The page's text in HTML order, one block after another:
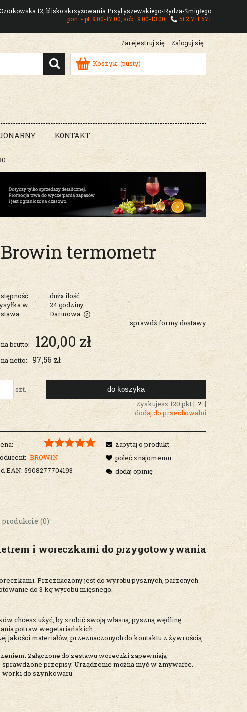
12, blisko skrzyżowania Przybyszewskiego-Rydza-Śmigłego
pon. - pt: 9:00-17:00, sob.: 9:00-13:00,
502 711 571
Zarejestruj się Zaloguj się
Koszyk: (pusty)
KONTAKT
Browin termometr
duża ilość
w:
24 godziny
Darmowa
ewentualnych
sprawdź formy dostawy
brutto: 120,00 zł
netto: 97,56 zł
szt. do koszyka
Zyskujesz 120pkt [ ? ]
dodaj do przechowalni
BROWIN
EAN: 5908277704193
zapytaj o produkt
poleć znajomemu
dodaj opinię
kosztów
(0)
i woreczkami do przygotowywania
Przeznaczony jest do wyrobu pysznych, parzonych
do 3 kg wyrobu mięsnego.
chcesz użyć, by zrobić swoją własną, pyszną wędlinę –
potraw wegetariańskich.
jakości materiałów, przeznaczonych do kontaktu z żywnością.
Załączone do zestawu woreczki zapewniają
przepisy. Urządzenie można myć w zmywarce.
worki do szynkowaru